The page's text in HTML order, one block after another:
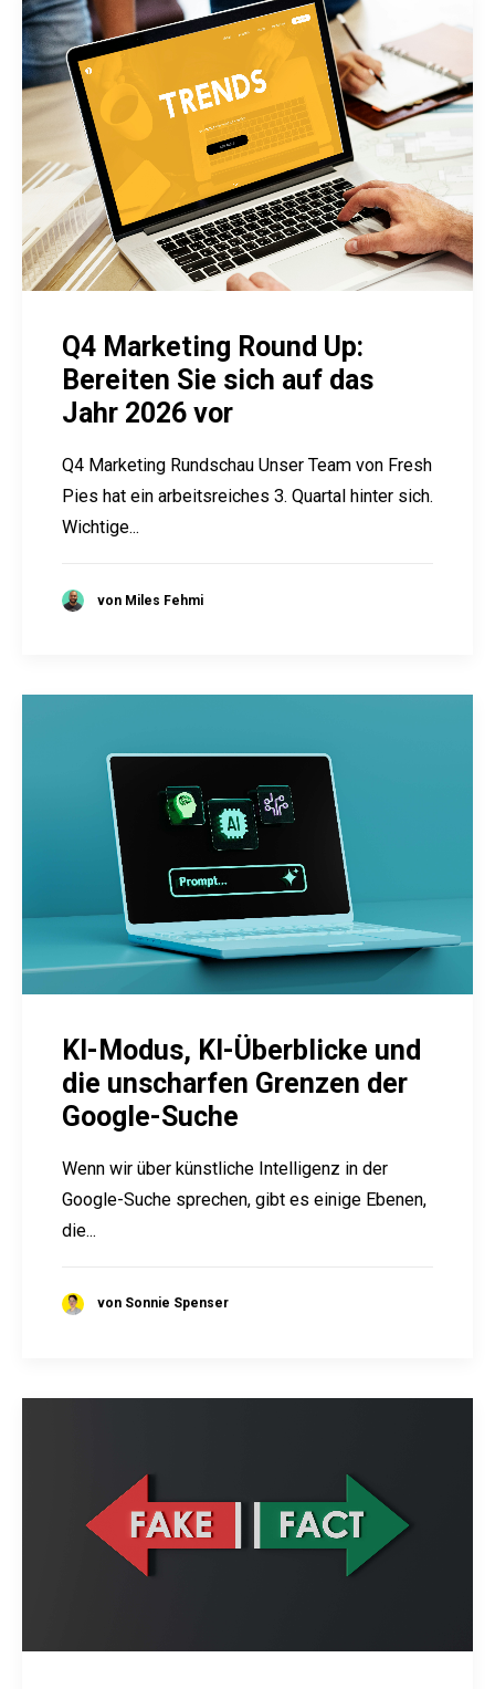
Q4 Marketing Round Up:
Bereiten Sie sich auf das
Jahr 2026 vor
Q4 Marketing Rundschau Unser Team von Fresh
Pies hat ein arbeitsreiches 3. Quartal hinter sich.
Wichtige...
von Miles Fehmi
KI-Modus, KI-Überblicke und
die unscharfen Grenzen der
Google-Suche
Wenn wir über künstliche Intelligenz in der
Google-Suche sprechen, gibt es einige Ebenen,
die...
von Sonnie Spenser